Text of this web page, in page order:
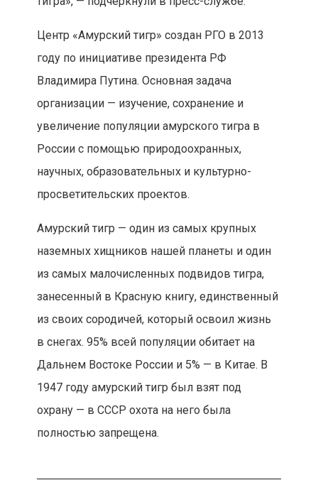
Центр «Амурский тигр» создан РГО в 2013
году по инициативе президента РФ
Владимира Путина. Основная задача
организации — изучение, сохранение и
увеличение популяции амурского тигра в
России с помощью природоохранных,
научных, образовательных и культурно-
просветительских проектов.
Амурский тигр — один из самых крупных
наземных хищников нашей планеты и один
из самых малочисленных подвидов тигра,
занесенный в Красную книгу, единственный
из своих сородичей, который освоил жизнь
в снегах. 95% всей популяции обитает на
Дальнем Востоке России и 5% — в Китае. В
1947 году амурский тигр был взят под
охрану — в СССР охота на него была
полностью запрещена.